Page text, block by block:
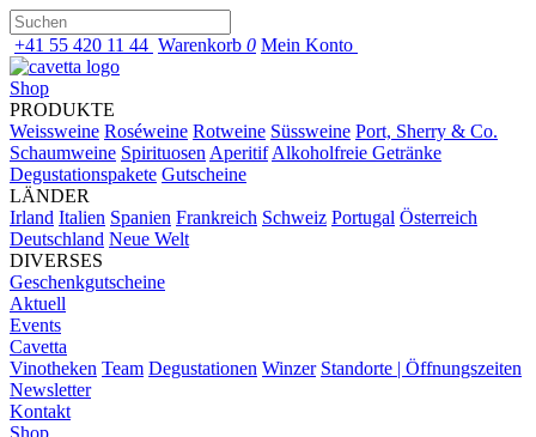
+41 55 420 11 44 Warenkorb 0 Mein Konto
Shop
PRODUKTE
Weissweine Roséweine Rotweine Süssweine Port, Sherry & Co.
Schaumweine Spirituosen Aperitif Alkoholfreie Getränke
Degustationspakete Gutscheine
LÄNDER
Irland Italien Spanien Frankreich Schweiz Portugal Österreich
Deutschland Neue Welt
DIVERSES
Geschenkgutscheine
Aktuell
Events
Cavetta
Vinotheken Team Degustationen Winzer Standorte | Öffnungszeiten
Newsletter
Kontakt
Shop